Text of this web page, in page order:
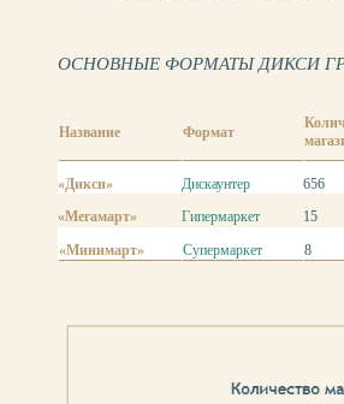
ОСНОВНЫЕ ФОРМАТЫ ДИКСИ
Название Формат
«Дикси» Дискаунтер
656
«Мегамарт»
Гипермаркет
15
«Минимарт»
Супермаркет 8